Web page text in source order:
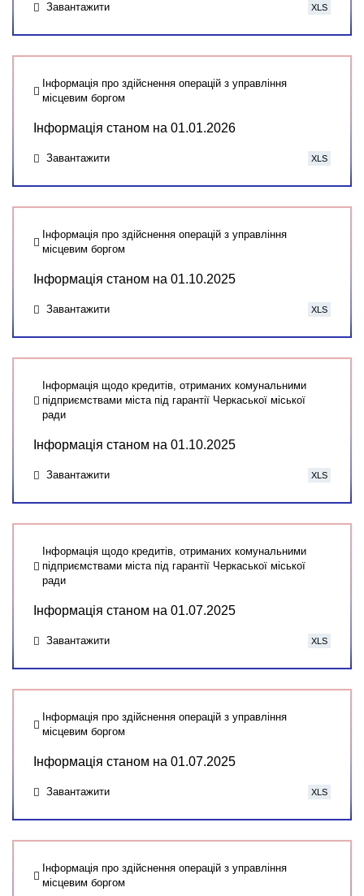
Завантажити XLS
Інформація про здійснення операцій з управління
місцевим боргом
Інформація станом на 01.01.2026
Завантажити XLS
Інформація про здійснення операцій з управління
місцевим боргом
Інформація станом на 01.10.2025
Завантажити XLS
Інформація щодо кредитів, отриманих комунальними
підприємствами міста під гарантії Черкаської міської
ради
Інформація станом на 01.10.2025
Завантажити XLS
Інформація щодо кредитів, отриманих комунальними
підприємствами міста під гарантії Черкаської міської
ради
Інформація станом на 01.07.2025
Завантажити XLS
Інформація про здійснення операцій з управління
місцевим боргом
Інформація станом на 01.07.2025
Завантажити XLS
Інформація про здійснення операцій з управління
місцевим боргом